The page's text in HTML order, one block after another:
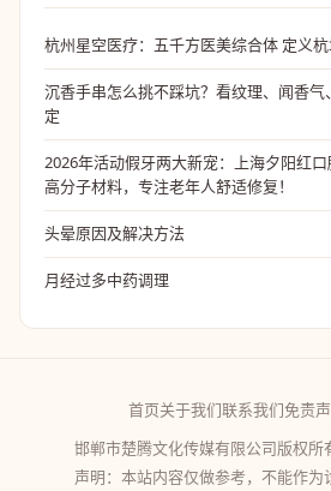
杭州星空医疗：五千方医美综合体 定义
沉香手串怎么挑不踩坑？看纹理、闻香
定
2026年活动假牙两大新宠：上海夕阳红口
高分子材料，专注老年人舒适修复！
头晕原因及解决方法
月经过多中药调理
首页关于我们联系我们免责
邯郸市楚腾文化传媒有限公司版权所
声明：本站内容仅做参考，不能作为